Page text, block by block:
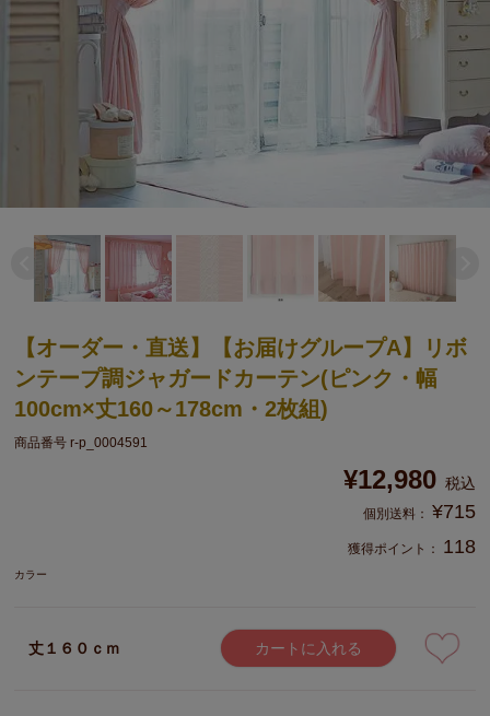
【オーダー・直送】【お届けグループA】リボ
ンテープ調ジャガードカーテン(ピンク・幅
100cm×丈160～178cm・2枚組)
商品番号 r-p_0004591
¥12,980 税込
¥715
獲得ポイント： 118
カラー
丈１６０ｃｍ カートに入れる